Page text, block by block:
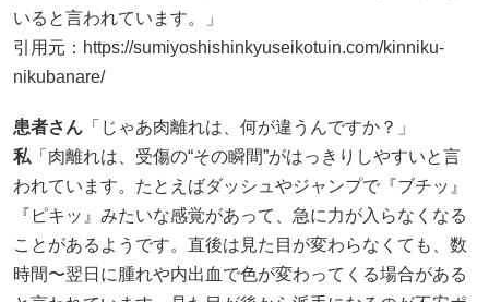
いると言われています。」
引用元： https://sumiyoshishinkyuseikotuin.com/kinniku-
nikubanare/
患者さん 「じゃあ肉離れは、何が違うんですか？」
私 「肉離れは、受傷の“その瞬間”がはっきりしやすいと言
われています。たとえばダッシュやジャンプで『ブチッ』
『ピキッ』みたいな感覚があって、急に力が入らなくなる
ことがあるようです。直後は見た目が変わらなくても、数
時間〜翌日に腫れや内出血で色が変わってくる場合がある